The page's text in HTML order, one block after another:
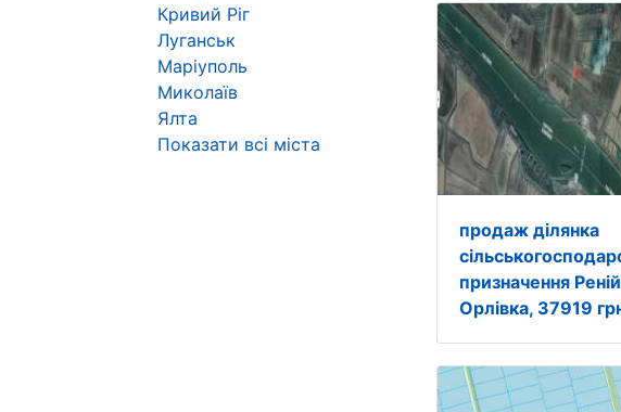
продаж ділянка
призначення
Орлівка, 37919
Кривий Ріг
Луганськ
Маріуполь
Миколаїв
Ялта
Показати всі міста